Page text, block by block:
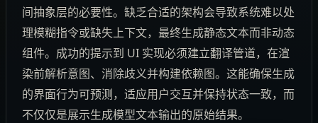
间抽象层的必要性。缺乏合适的架构会导致系统难以处
理模糊指令或缺失上下文，最终生成静态文本而非动态
组件。成功的提示到 UI 实现必须建立翻译管道，在渲
染前解析意图、消除歧义并构建依赖图。这能确保生成
的界面行为可预测，适应用户交互并保持状态一致，而
不仅仅是展示生成模型文本输出的原始结果。